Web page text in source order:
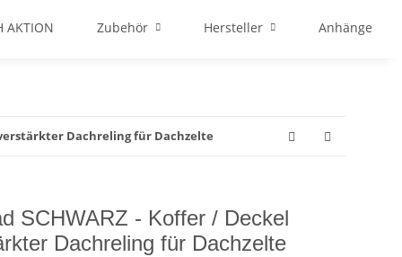
AKTION Zubehör Hersteller Anhänger
verstärkter Dachreling für Dachzelte
SCHWARZ - Koffer / Deckel
Dachreling für Dachzelte